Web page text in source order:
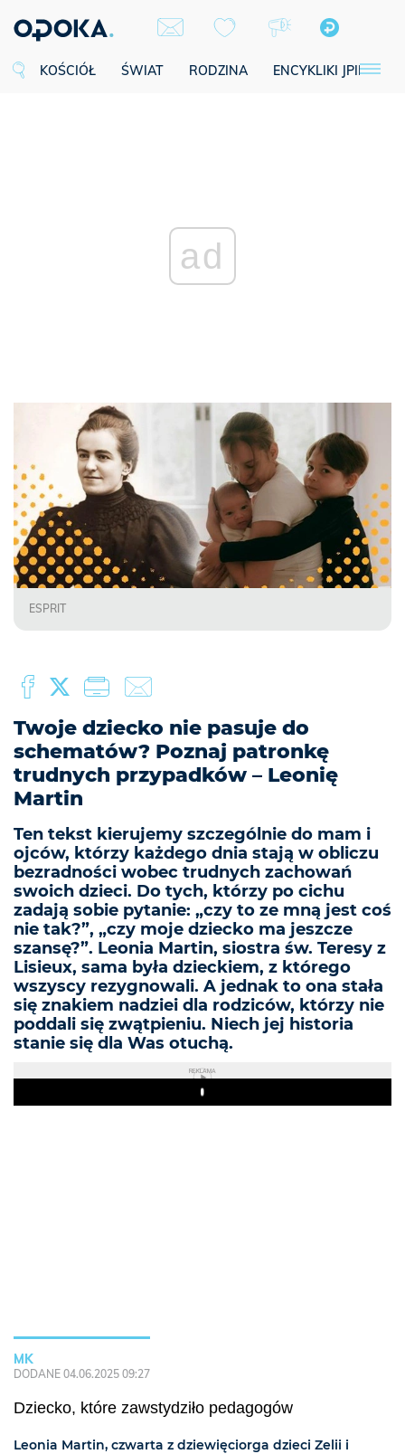
KOŚCIÓŁ ŚWIAT RODZINA ENCYKLIKI JPII
ad
ESPRIT
Twoje dziecko nie pasuje do
schematów? Poznaj patronkę
trudnych przypadków – Leonię
Martin
Ten tekst kierujemy szczególnie do mam i
ojców, którzy każdego dnia stają w obliczu
bezradności wobec trudnych zachowań
swoich dzieci. Do tych, którzy po cichu
zadają sobie pytanie: „czy to ze mną jest coś
nie tak?”, „czy moje dziecko ma jeszcze
szansę?”. Leonia Martin, siostra św. Teresy z
Lisieux, sama była dzieckiem, z którego
wszyscy rezygnowali. A jednak to ona stała
się znakiem nadziei dla rodziców, którzy nie
poddali się zwątpieniu. Niech jej historia
stanie się dla Was otuchą.
REKLAMA
Play
MK
DODANE 04.06.2025 09:27
Dziecko, które zawstydziło pedagogów
Leonia Martin, czwarta z dziewięciorga dzieci Zelii i